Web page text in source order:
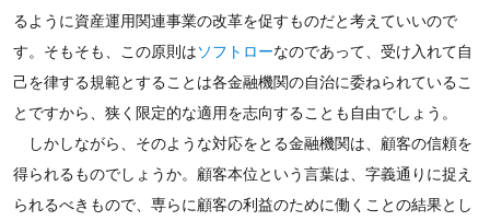
るように資産運用関連事業の改革を促すものだと考えていいので
す。そもそも、この原則はソフトローなのであって、受け入れて自
己を律する規範とすることは各金融機関の自治に委ねられているこ
とですから、狭く限定的な適用を志向することも自由でしょう。
しかしながら、そのような対応をとる金融機関は、顧客の信頼を
得られるものでしょうか。顧客本位という言葉は、字義通りに捉え
られるべきもので、専らに顧客の利益のために働くことの結果とし